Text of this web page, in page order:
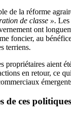
de la réforme
de classe ».
ont
foncier, au
terriens.
propriétaires aient
en retour, ce
de ces